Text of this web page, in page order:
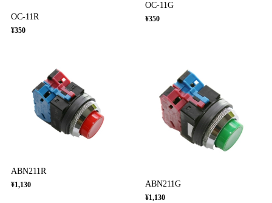
OC-11R
¥350
OC-11G
¥350
ABN211R
¥1,130 ABN211G
¥1,130